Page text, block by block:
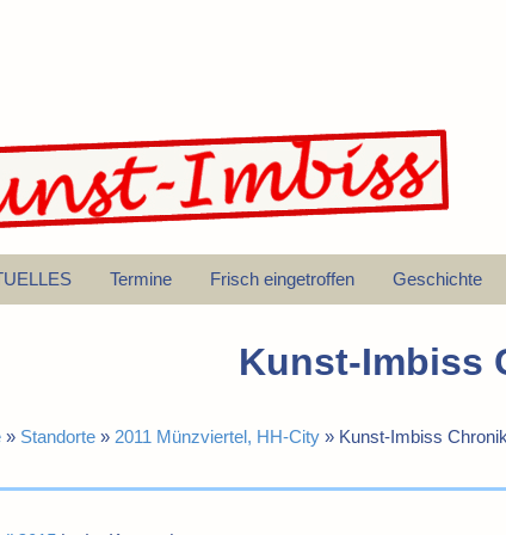
Termine Frisch eingetroffen Geschichte
Kunst-Imbiss
» Standorte » 2011 Münzviertel, HH-City » Kunst-Imbiss Chronik